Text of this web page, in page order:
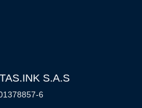
S.A.S
6